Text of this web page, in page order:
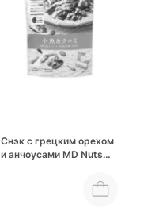
Снэк с грецким орехом
и анчоусами MD Nuts